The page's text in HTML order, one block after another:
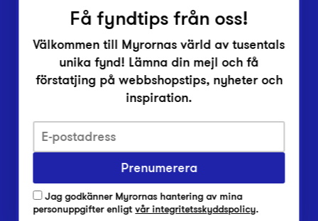
Integritetsskyddspolicy
Har du frågor om onlineköp, leverans eller retur?
Har du frågor om vår verksamhet?
Vanliga frågor om Myrorna
Få fyndtips från oss!
Välkommen till Myrornas värld av tusentals
unika fynd! Lämna din mejl och få
förstatjing på webbshopstips, nyheter och
inspiration.
Prenumerera
Jag godkänner Myrornas hantering av mina
personuppgifter enligtvår integritetsskyddspolicy.